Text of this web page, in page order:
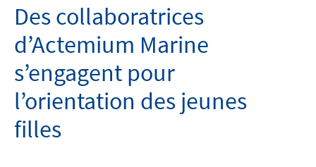
Contact
youtubetwitterlinkedin
Des collaboratrices
d’Actemium Marine
s’engagent pour
l’orientation des jeunes
filles